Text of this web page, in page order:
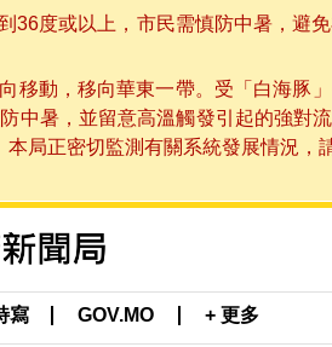
度或以上，市民需慎防中暑，避
動，移向華東一帶。受「白海豚
暑，並留意高溫觸發引起的強對
局正密切監測有關系統發展情況
寫 GOV.MO + 更多